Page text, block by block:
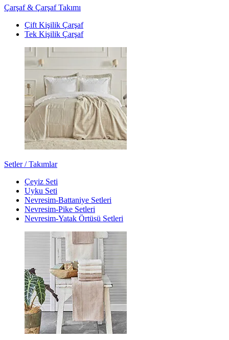
Çarşaf & Çarşaf Takımı
Çift Kişilik Çarşaf
Tek Kişilik Çarşaf
Setler / Takımlar
Çeyiz Seti
Uyku Seti
Nevresim-Battaniye Setleri
Nevresim-Pike Setleri
Nevresim-Yatak Örtüsü Setleri